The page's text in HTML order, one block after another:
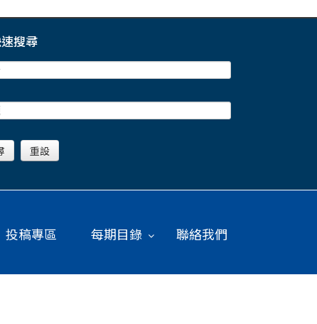
搜尋
投稿專區 每期目錄 聯絡我們